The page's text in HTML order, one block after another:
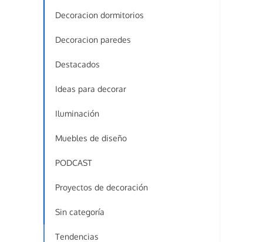
Decoracion dormitorios
Decoracion paredes
Destacados
Ideas para decorar
Iluminación
Muebles de diseño
PODCAST
Proyectos de decoración
Sin categoría
Tendencias